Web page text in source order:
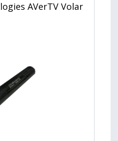
AVerTV Volar